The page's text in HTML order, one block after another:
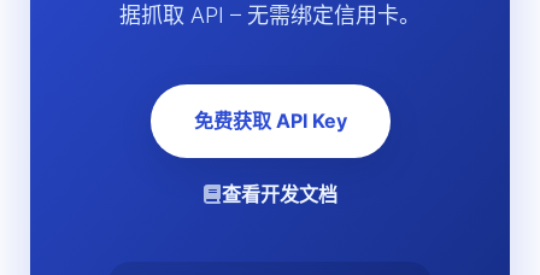
据抓取 API – 无需绑定信用卡。
免费获取 API Key
查看开发文档